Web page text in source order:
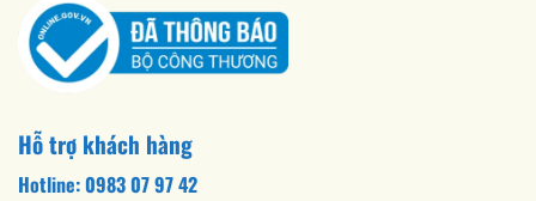
Hỗ trợ khách hàng
Hotline: 0983 07 97 42